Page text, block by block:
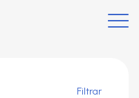
Filtrar